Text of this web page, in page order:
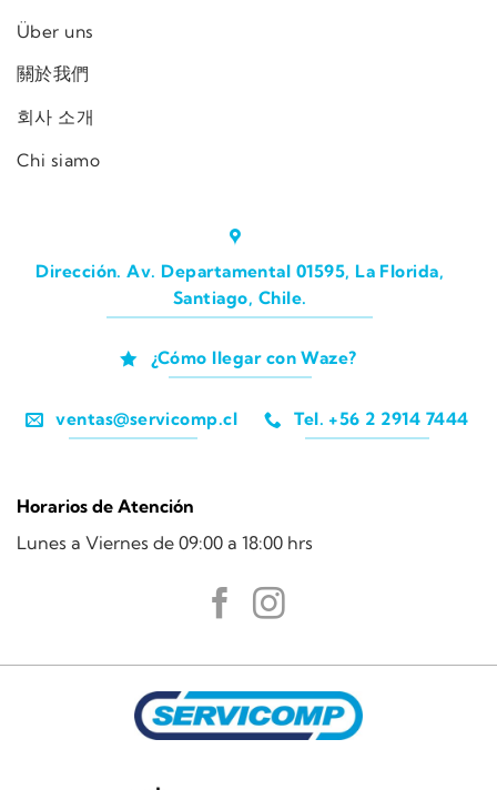
Über uns
關於我們
회사 소개
Chi siamo
Dirección. Av. Departamental 01595, La Florida,
Santiago, Chile.
¿Cómo llegar con Waze?
ventas@servicomp.cl Tel. +56 2 2914 7444
Horarios de Atención
Lunes a Viernes de 09:00 a 18:00 hrs